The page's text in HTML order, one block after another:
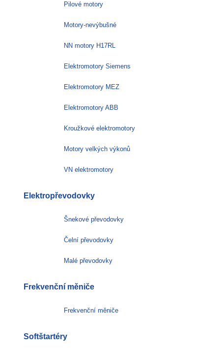
Pilové motory
Motory-nevýbušné
NN motory H17RL
Elektromotory Siemens
Elektromotory MEZ
Elektromotory ABB
Kroužkové elektromotory
Motory velkých výkonů
VN elektromotory
Elektropřevodovky
Šnekové převodovky
Čelní převodovky
Malé převodovky
Frekvenční měniče
Frekvenční měniče
Softštartéry